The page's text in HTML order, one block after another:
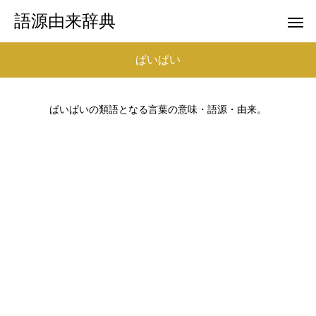
語源由来辞典
ぱいぱい
ぱいぱいの類語となる言葉の意味・語源・由来。